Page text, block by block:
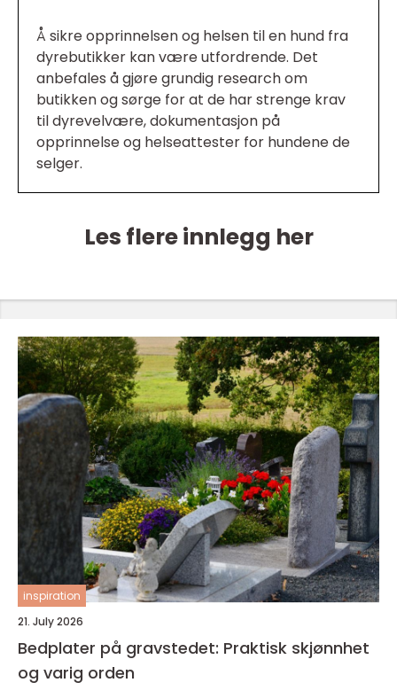
Å sikre opprinnelsen og helsen til en hund fra
dyrebutikker kan være utfordrende. Det
anbefales å gjøre grundig research om
butikken og sørge for at de har strenge krav
til dyrevelvære, dokumentasjon på
opprinnelse og helseattester for hundene de
selger.
Les flere innlegg her
inspiration
21. July 2026
Bedplater på gravstedet: Praktisk skjønnhet
og varig orden